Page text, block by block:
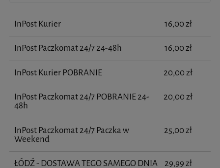
InPost Kurier 16,00 zł
InPost Paczkomat 24/7 24-48h 16,00 zł
InPost Kurier POBRANIE 20,00 zł
InPost Paczkomat 24/7 POBRANIE 24-
48h
20,00 zł
InPost Paczkomat 24/7 Paczka w
Weekend
25,00 zł
ŁÓDŹ - DOSTAWA TEGO SAMEGO DNIA 29,99 zł